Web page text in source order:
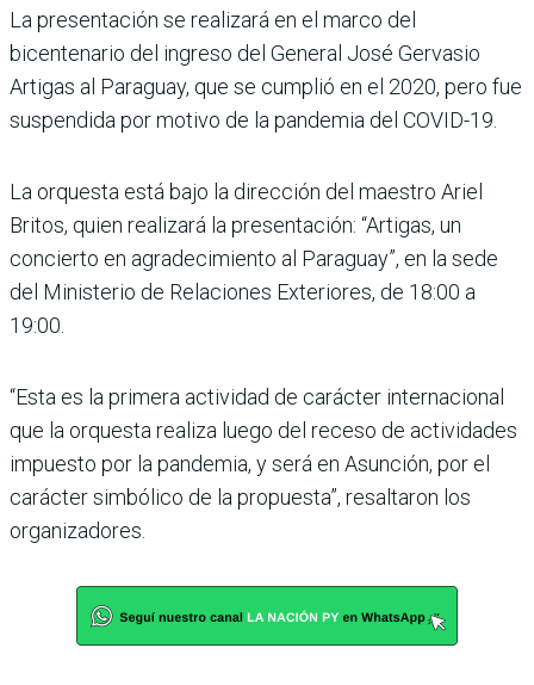
La presentación se realizará en el marco del
bicentenario del ingreso del General José Gervasio
Artigas al Paraguay, que se cumplió en el 2020, pero fue
suspendida por motivo de la pandemia del COVID-19.
La orquesta está bajo la dirección del maestro Ariel
Britos, quien realizará la presentación: “Artigas, un
concierto en agradecimiento al Paraguay”, en la sede
del Ministerio de Relaciones Exteriores, de 18:00 a
19:00.
“Esta es la primera actividad de carácter internacional
que la orquesta realiza luego del receso de actividades
impuesto por la pandemia, y será en Asunción, por el
carácter simbólico de la propuesta”, resaltaron los
organizadores.